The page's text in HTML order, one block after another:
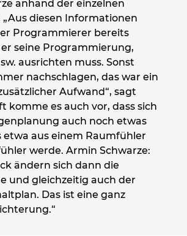
anhand der einzelnen
„Aus diesen Informationen
Programmierer bereits
seine Programmierung,
ausrichten muss. Sonst
nachschlagen, das war ein
Aufwand“, sagt
komme es auch vor, dass sich
auch noch etwas
etwa aus einem Raumfühler
werde. Armin Schwarze:
ändern sich dann die
und gleichzeitig auch der
Das ist eine ganz